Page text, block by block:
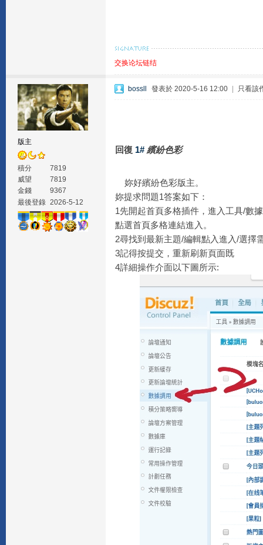
交换论坛链结
版主
積分
7819
威望
7819
金錢
9367
最後登錄 2026-5-12
bossll 發表於 2020-5-16 12:00 只看該
回復 1# 繽紛色彩
妳好繽紛色彩版主。
妳提求問題1答案如下：
1先開起首頁多格插件，進入工具/數
點選首頁多格連結進入。
2尋找到最新主題/編輯點入進入/選擇
3記得按提交，重新刷新頁面既
4詳細操作介面以下圖所示: